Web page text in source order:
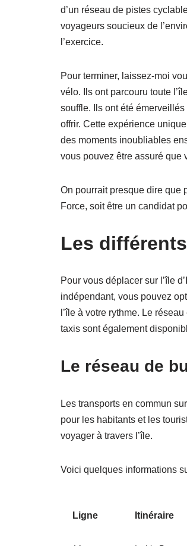
d’un réseau de pistes
voyageurs soucieux de
l’exercice.
Pour terminer, laissez-moi
vélo. Ils ont parcouru toute
souffle. Ils ont été
offrir. Cette expérience
des moments inoubliables
vous pouvez être assuré que
On pourrait presque dire que
Force, soit être un candidat
Les
Pour vous déplacer sur l’île
indépendant, vous pouvez
l’île à votre rythme. Le
taxis sont également
Le réseau de
Les transports en commun
pour les habitants et les
voyager à travers l’île.
Voici quelques informations
Ligne Itinéraire